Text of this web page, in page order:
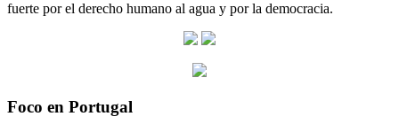
fuerte por el derecho humano al agua y por la democracia.
Foco en Portugal